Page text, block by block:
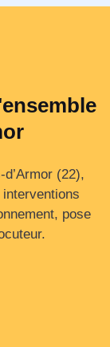
(22),
pose